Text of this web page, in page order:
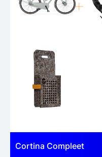
Cortina Compleet